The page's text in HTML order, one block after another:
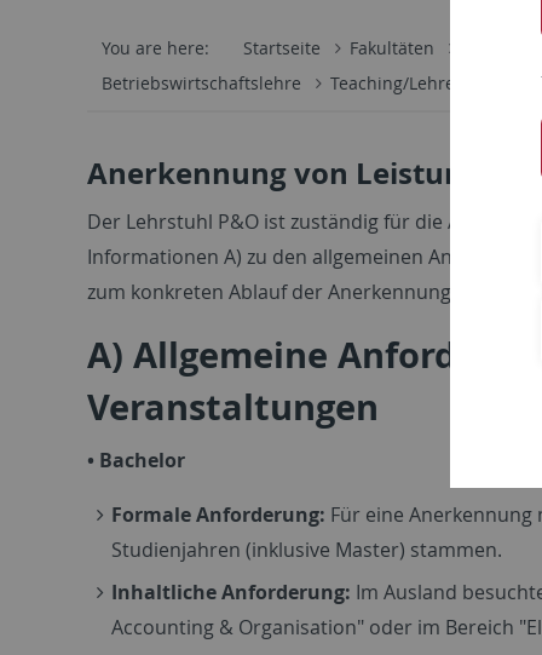
You are here: Startseite Fakultäten
Betriebswirtschaftslehre
Teaching/Lehre & Service
Anerkennung von Leistungen
Der Lehrstuhl P&O ist zuständig für die
Informationen A) zu den allgemeinen
zum konkreten Ablauf der Anerkennung am
A) Allgemeine
Veranstaltungen
• Bachelor
Formale Anforderung: Für eine
Studienjahren (inklusive Master) stammen.
Inhaltliche Anforderung: Im Ausland
Accounting & Organisation" oder im Bereich